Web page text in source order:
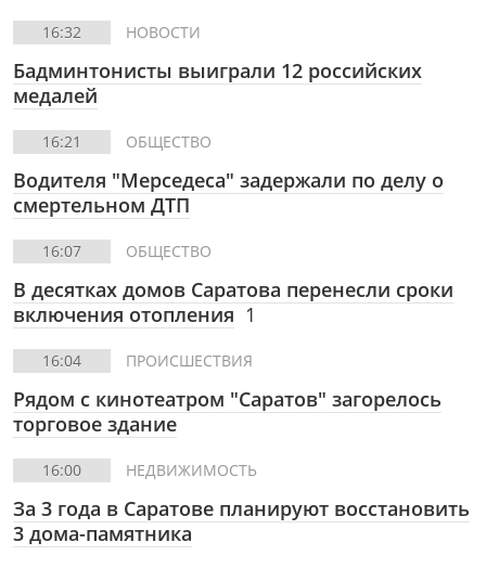
16:32 НОВОСТИ
Бадминтонисты выиграли 12 российских
медалей
16:21 ОБЩЕСТВО
Водителя "Мерседеса" задержали по делу о
смертельном ДТП
16:07 ОБЩЕСТВО
В десятках домов Саратова перенесли сроки
включения отопления 1
16:04 ПРОИСШЕСТВИЯ
Рядом с кинотеатром "Саратов" загорелось
торговое здание
16:00 НЕДВИЖИМОСТЬ
За 3 года в Саратове планируют восстановить
3 дома-памятника